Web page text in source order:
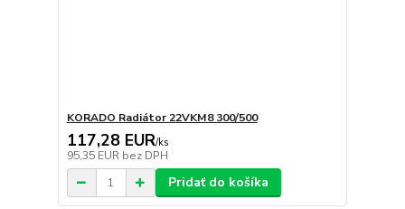
KORADO Radiátor 22VKM8 300/500
117,28 EUR/ks
95,35 EUR bez DPH
Pridať do košíka